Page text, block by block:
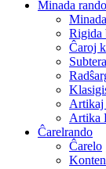
Minada rando
Rigida
Ĉaroj
Artikaj
Artika
Ĉarelrando
Ĉarelo